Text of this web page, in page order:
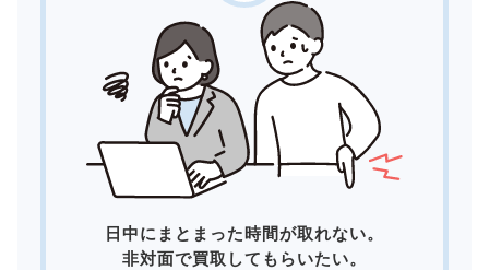
日中にまとまった時間が取れない。
非対面で買取してもらいたい。